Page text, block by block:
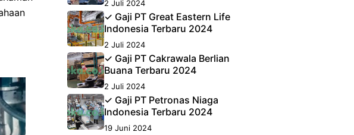
2 Juli 2024
✓ Gaji PT Great Eastern Life
Indonesia Terbaru 2024
2 Juli 2024
✓ Gaji PT Cakrawala Berlian
Buana Terbaru 2024
2 Juli 2024
✓ Gaji PT Petronas Niaga
Indonesia Terbaru 2024
19 Juni 2024